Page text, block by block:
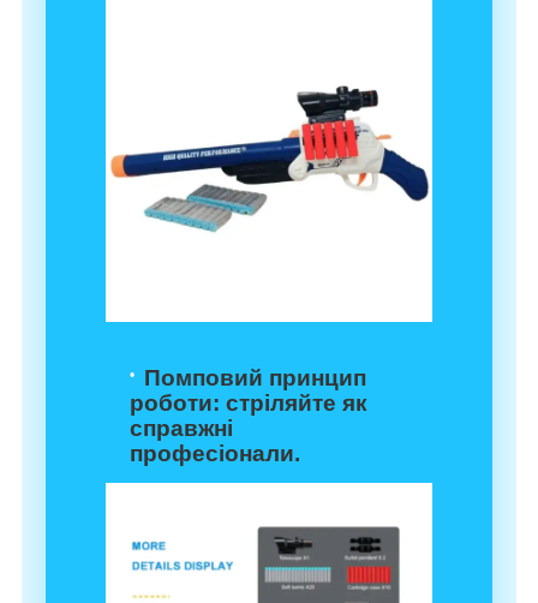
Помповий принцип
роботи: стріляйте як
справжні
професіонали.